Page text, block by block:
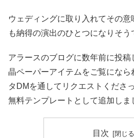
ウェディングに取り入れてその意
も納得の演出のひとつになりそう
アラースのブログに数年前に投
晶ペーパーアイテムをご覧になら
タDMを通してリクエストくださ
無料テンプレートとして追加しま
目次